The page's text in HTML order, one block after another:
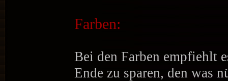
Farben:
Bei den Farben empfiehlt
Ende zu sparen, den was